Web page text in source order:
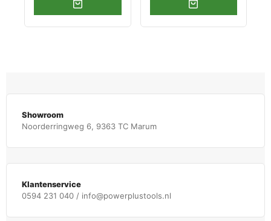
Showroom
Noorderringweg 6, 9363 TC Marum
Klantenservice
0594 231 040 / info@powerplustools.nl